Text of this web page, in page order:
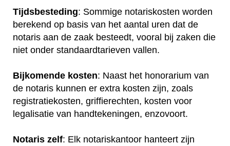
Tijdsbesteding: Sommige notariskosten worden
berekend op basis van het aantal uren dat de
notaris aan de zaak besteedt, vooral bij zaken die
niet onder standaardtarieven vallen.
Bijkomende kosten: Naast het honorarium van
de notaris kunnen er extra kosten zijn, zoals
registratiekosten, griffierechten, kosten voor
legalisatie van handtekeningen, enzovoort.
Notaris zelf: Elk notariskantoor hanteert zijn